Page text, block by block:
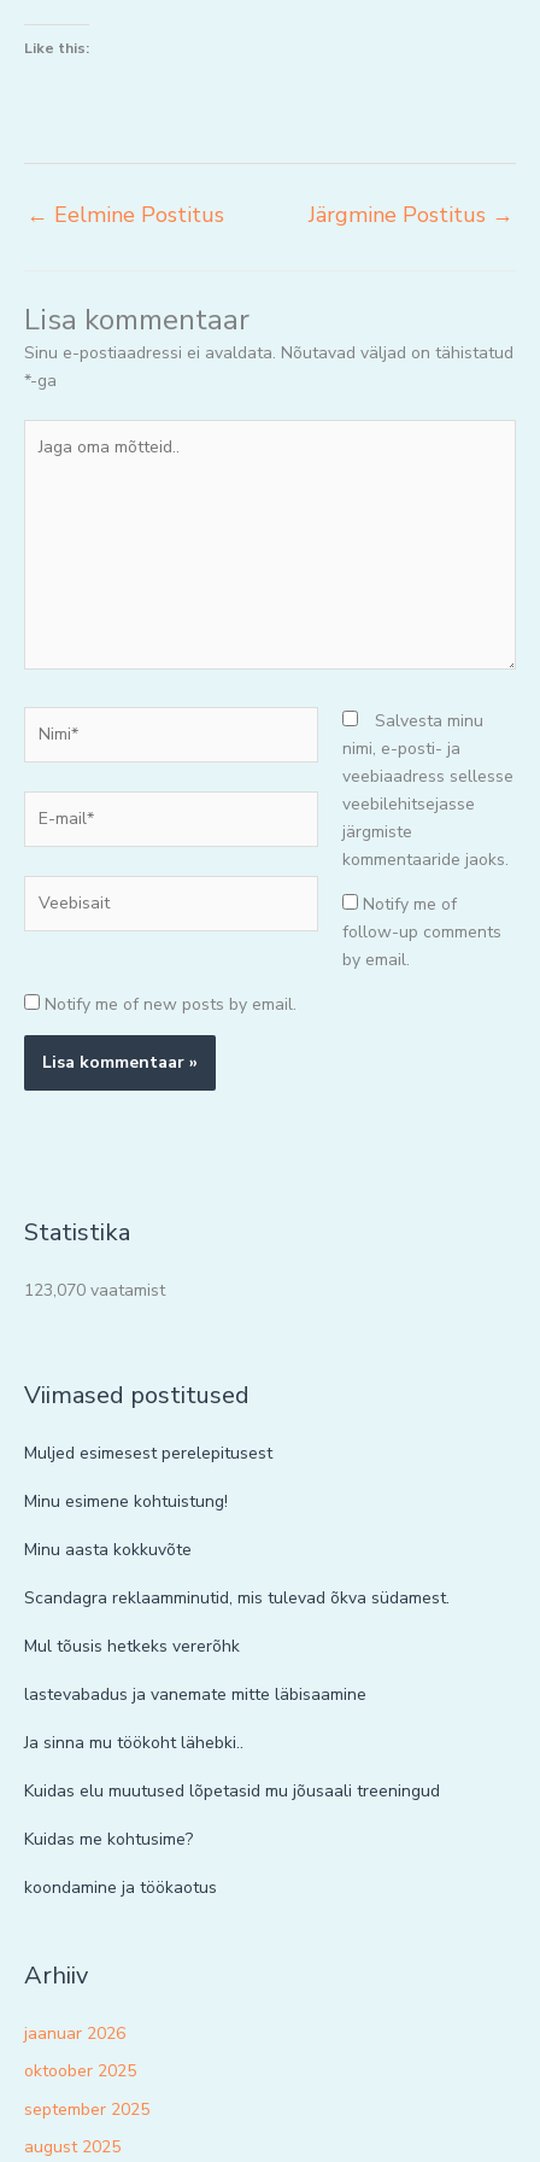
Like this:
← Eelmine Postitus Järgmine Postitus →
Lisa kommentaar
Sinu e-postiaadressi ei avaldata. Nõutavad väljad on tähistatud
*-ga
oma
mail*
Salvesta minu
nimi, e-posti- ja
veebiaadress sellesse
veebilehitsejasse
järgmiste
kommentaaride jaoks.
Notify me of
follow-up comments
by email.
Notify me of new posts by email.
Statistika
123,070 vaatamist
Viimased postitused
Muljed esimesest perelepitusest
Minu esimene kohtuistung!
Minu aasta kokkuvõte
Scandagra reklaamminutid, mis tulevad õkva südamest.
Mul tõusis hetkeks vererõhk
lastevabadus ja vanemate mitte läbisaamine
Ja sinna mu töökoht lähebki..
Kuidas elu muutused lõpetasid mu jõusaali treeningud
Kuidas me kohtusime?
koondamine ja töökaotus
Arhiiv
jaanuar 2026
oktoober 2025
september 2025
august 2025